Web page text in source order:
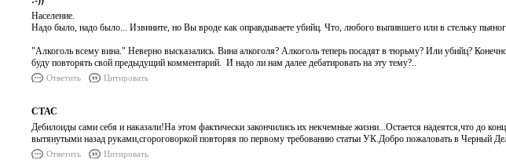
Население.
Надо было, надо было... Извините, но Вы вроде как оправдываете убийц. Что, любого выпившего или в стельку
"Алкоголь всему вина." Неверно высказались. Вина алкоголя? Алкоголь теперь посадят в тюрьму? Или убийц?
буду повторять свой предыдущий комментарий. И надо ли нам далее дебатировать на эту тему?..
Ответить Цитировать
СТАС
Дебилоиды сами себя и наказали!На этом фактически закончились их некчемные жизни...Остается надеятся,что до
вытянутыми назад руками,сгороговоркой повторяя по первому требованию статьи УК.Добро пожаловать в Черный
Ответить Цитировать